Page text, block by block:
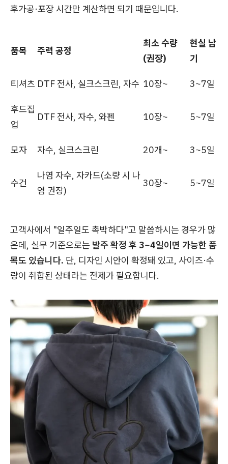
후가공·포장 시간만 계산하면 되기 때문입니다.
품목 주력 공정
최소 수량
(권장)
현실 납
기
티셔츠 DTF 전사, 실크스크린, 자수 10장~ 3~7일
후드집
업
DTF 전사, 자수, 와펜 10장~ 5~7일
모자 자수, 실크스크린 20개~ 3~5일
수건
나염 자수, 자카드(소량 시 나
염 권장)
30장~ 5~7일
고객사에서 "일주일도 촉박하다"고 말씀하시는 경우가 많
은데, 실무 기준으로는 발주 확정 후 3~4일이면 가능한 품
목도 있습니다. 단, 디자인 시안이 확정돼 있고, 사이즈·수
량이 취합된 상태라는 전제가 필요합니다.